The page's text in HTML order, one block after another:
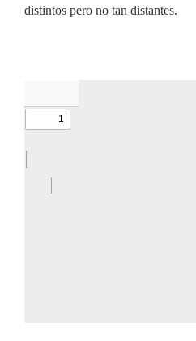
distintos pero no tan distantes.